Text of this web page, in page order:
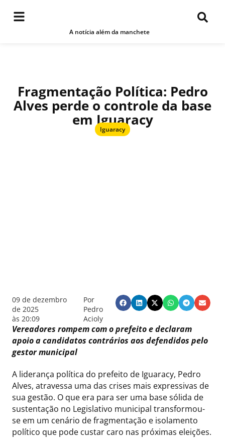
A notícia além da manchete
Fragmentação Política: Pedro
Alves perde o controle da base
em Iguaracy
Iguaracy
09 de dezembro
de 2025
às 20:09
Por
Pedro
Acioly
Vereadores rompem com o prefeito e declaram
apoio a candidatos contrários aos defendidos pelo
gestor municipal
A liderança política do prefeito de Iguaracy, Pedro
Alves, atravessa uma das crises mais expressivas de
sua gestão. O que era para ser uma base sólida de
sustentação no Legislativo municipal transformou-
se em um cenário de fragmentação e isolamento
político que pode custar caro nas próximas eleições.